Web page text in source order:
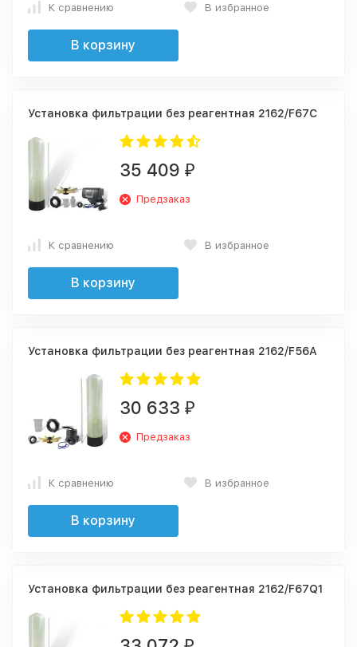
К сравнению В избранное
В корзину
Установка фильтрации без реагентная 2162/F67C
35 409 ₽
Предзаказ
К сравнению В избранное
В корзину
Установка фильтрации без реагентная 2162/F56A
30 633 ₽
Предзаказ
К сравнению В избранное
В корзину
Установка фильтрации без реагентная 2162/F67Q1